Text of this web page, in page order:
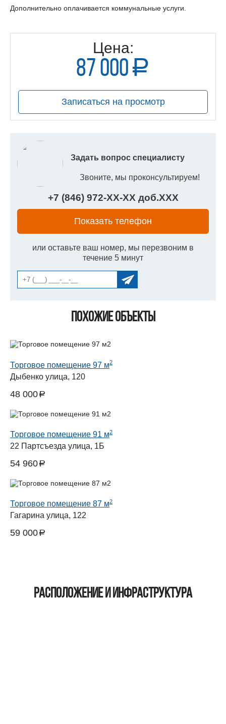
Дополнительно оплачивается коммунальные услуги.
Цена:
87 000 a
руб.
Записаться на просмотр
Задать вопрос специалисту
Звоните, мы проконсультируем!
+7 (846) 972-XX-XXдоб.XXX
Показать телефон
или оставьте ваш номер, мы перезвоним в
течение 5 минут
Похожие объекты
Торговое помещение 97 м2
Дыбенко улица, 120
48 000a
Торговое помещение 91 м2
22 Партсъезда улица, 1Б
54 960a
Торговое помещение 87 м2
Гагарина улица, 122
59 000a
Расположение и инфраструктура